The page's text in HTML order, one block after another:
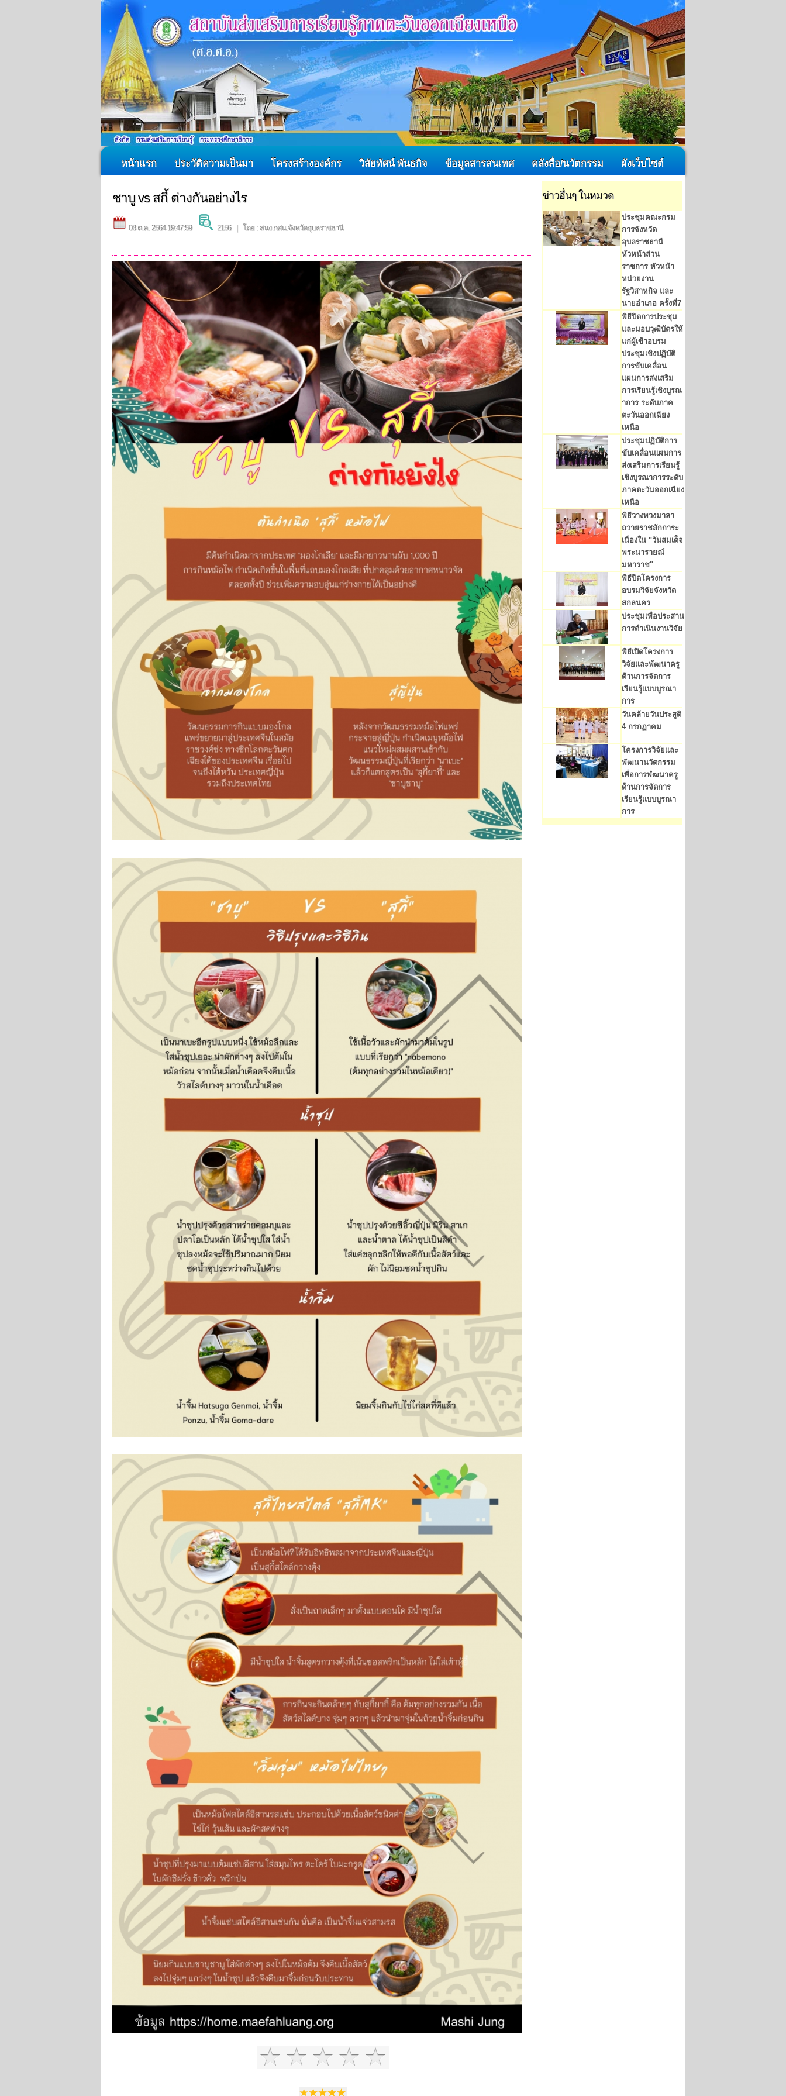
หน้าแรก ประวัติความเป็นมา โครงสร้างองค์กร วิสัยทัศน์ พันธกิจ ข้อมูลสารสนเทศ คลังสื่อ/นวัตกรรม ผังเว็บไซต์
ข่าวอื่นๆ ในหมวด
ประชุมคณะกรม
การจังหวัด
อุบลราชธานี
หัวหน้าส่วน
ราชการ หัวหน้า
หน่วยงาน
รัฐวิสาหกิจ และ
นายอำเภอ ครั้งที่7
พิธีปิดการประชุม
และมอบวุฒิบัตรให้
แก่ผู้เข้าอบรม
ประชุมเชิงปฏิบัติ
การขับเคลื่อน
แผนการส่งเสริม
การเรียนรู้เชิงบูรณ
าการ ระดับภาค
ตะวันออกเฉียง
เหนือ
ประชุมปฏิบัติการ
ขับเคลื่อนแผนการ
ส่งเสริมการเรียนรู้
เชิงบูรณาการระดับ
ภาคตะวันออกเฉียง
เหนือ
พิธีวางพวงมาลา
ถวายราชสักการะ
เนื่องใน "วันสมเด็จ
พระนารายณ์
มหาราช"
พิธีปิดโครงการ
อบรมวิจัยจังหวัด
สกลนคร
ประชุมเพื่อประสาน
การดำเนินงานวิจัย
พิธีเปิดโครงการ
วิจัยและพัฒนาครู
ด้านการจัดการ
เรียนรู้แบบบูรณา
การ
วันคล้ายวันประสูติ
4 กรกฏาคม
โครงการวิจัยและ
พัฒนานวัตกรรม
เพื่อการพํฒนาครู
ด้านการจัดการ
เรียนรู้แบบบูรณา
การ
ชาบู vs สกี้ ต่างกันอย่างไร
08 ต.ค. 2564 19:47:59 2156 | โดย : สนง.กศน.จังหวัดอุบลราชธานี